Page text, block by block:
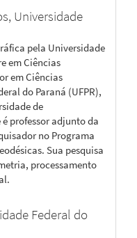
Universidade
pela Universidade
em Ciências
em Ciências
do Paraná (UFPR),
de
professor adjunto da
no Programa
Sua pesquisa
processamento
Federal do